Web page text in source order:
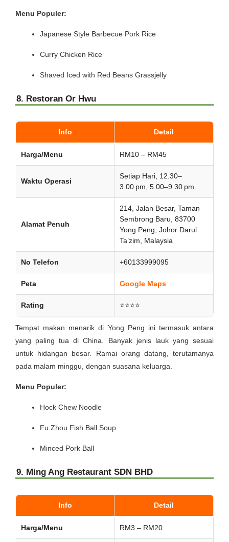
Menu Populer:
Japanese Style Barbecue Pork Rice
Curry Chicken Rice
Shaved Iced with Red Beans Grassjelly
8. Restoran Or Hwu
Info Detail
Harga/Menu RM10 – RM45
Waktu Operasi
Setiap Hari, 12.30–
3.00 pm, 5.00–9.30 pm
Alamat Penuh
214, Jalan Besar, Taman
Sembrong Baru, 83700
Yong Peng, Johor Darul
Ta’zim, Malaysia
No Telefon +60133999095
Peta Google Maps
Rating ⭐⭐⭐⭐
Tempat makan menarik di Yong Peng ini termasuk antara
yang paling tua di China. Banyak jenis lauk yang sesuai
untuk hidangan besar. Ramai orang datang, terutamanya
pada malam minggu, dengan suasana keluarga.
Menu Populer:
Hock Chew Noodle
Fu Zhou Fish Ball Soup
Minced Pork Ball
9. Ming Ang Restaurant SDN BHD
Info Detail
Harga/Menu RM3 – RM20